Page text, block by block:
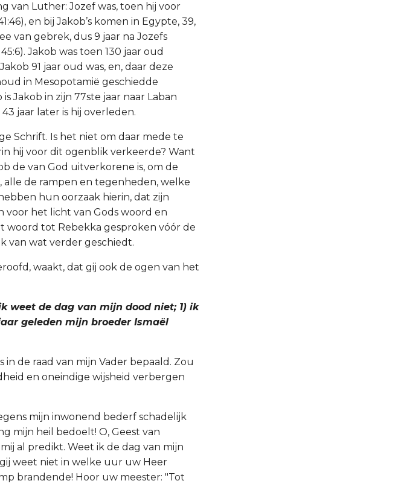
van Luther: Jozef was, toen hij voor
en bij Jakob’s komen in Egypte, 39,
van gebrek, dus 9 jaar na Jozefs
Jakob was toen 130 jaar oud
91 jaar oud was, en, daar deze
in Mesopotamië geschiedde
is Jakob in zijn 77ste jaar naar Laban
jaar later is hij overleden.
Schrift. Is het niet om daar mede te
hij voor dit ogenblik verkeerde? Want
de van God uitverkorene is, om de
alle de rampen en tegenheden, welke
hun oorzaak hierin, dat zijn
het licht van Gods woord en
woord tot Rebekka gesproken vóór de
van wat verder geschiedt.
waakt, dat gij ook de ogen van het
weet de dag van mijn dood niet; 1) ik
geleden mijn broeder Ismaël
in de raad van mijn Vader bepaald. Zou
en oneindige wijsheid verbergen
mijn inwonend bederf schadelijk
mijn heil bedoelt! O, Geest van
al predikt. Weet ik de dag van mijn
weet niet in welke uur uw Heer
brandende! Hoor uw meester: "Tot